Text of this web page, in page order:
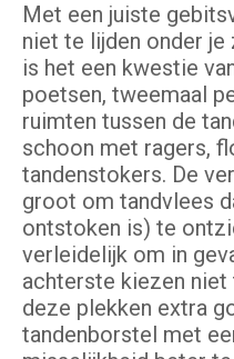
Met een juiste
niet te lijden onder je
is het een kwestie
poetsen, tweemaal
ruimten tussen de
schoon met ragers,
tandenstokers. De
groot om tandvlees
ontstoken is) te
verleidelijk om in
achterste kiezen
deze plekken extra
tandenborstel met